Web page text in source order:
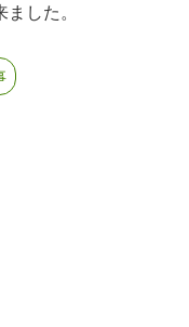
した。